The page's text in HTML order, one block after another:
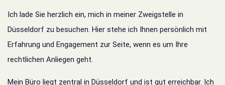
Ich lade Sie herzlich ein, mich in meiner Zweigstelle in
Düsseldorf zu besuchen. Hier stehe ich Ihnen persönlich mit
Erfahrung und Engagement zur Seite, wenn es um Ihre
rechtlichen Anliegen geht.
Mein Büro liegt zentral in Düsseldorf und ist gut erreichbar. Ich